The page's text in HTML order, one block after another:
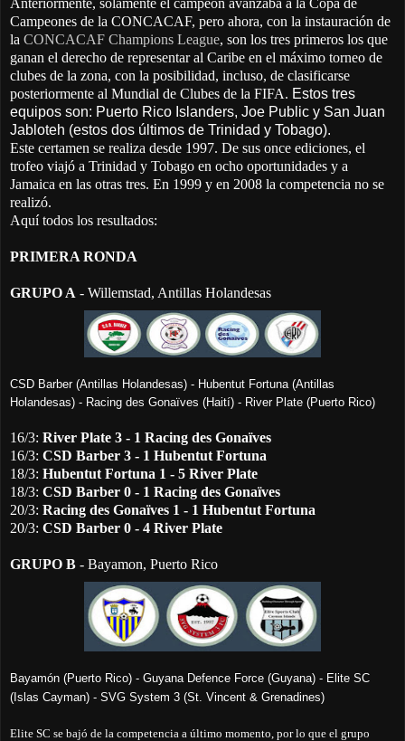
Campeones de la CONCACAF, pero ahora, con la instauración de
la CONCACAF Champions League, son los tres primeros los que
ganan el derecho de representar al Caribe en el máximo torneo de
clubes de la zona, con la posibilidad, incluso, de clasificarse
posteriormente al Mundial de Clubes de la FIFA. Estos tres
equipos son: Puerto Rico Islanders, Joe Public y San Juan
Jabloteh (estos dos últimos de Trinidad y Tobago).
Este certamen se realiza desde 1997. De sus once ediciones, el
trofeo viajó a Trinidad y Tobago en ocho oportunidades y a
Jamaica en las otras tres. En 1999 y en 2008 la competencia no se
realizó.
Aquí todos los resultados:
PRIMERA RONDA
GRUPO A - Willemstad, Antillas Holandesas
CSD Barber (Antillas Holandesas) - Hubentut Fortuna (Antillas
Holandesas) - Racing des Gonaïves (Haití) - River Plate (Puerto Rico)
16/3: River Plate 3 - 1 Racing des Gonaïves
16/3: CSD Barber 3 - 1 Hubentut Fortuna
18/3: Hubentut Fortuna 1 - 5 River Plate
18/3: CSD Barber 0 - 1 Racing des Gonaïves
20/3: Racing des Gonaïves 1 - 1 Hubentut Fortuna
20/3: CSD Barber 0 - 4 River Plate
GRUPO B - Bayamon, Puerto Rico
Bayamón (Puerto Rico) - Guyana Defence Force (Guyana) - Elite SC
(Islas Cayman) - SVG System 3 (St. Vincent & Grenadines)
Elite SC se bajó de la competencia a último momento, por lo que el grupo